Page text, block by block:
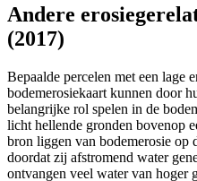
Andere
(2017)
Bepaalde percelen met een lage
bodemerosiekaart kunnen door
belangrijke rol spelen in de
licht hellende gronden bovenop
bron liggen van bodemerosie op
doordat zij afstromend water
ontvangen veel water van hoger